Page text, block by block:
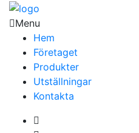
Menu
Hem
Företaget
Produkter
Utställningar
Kontakta